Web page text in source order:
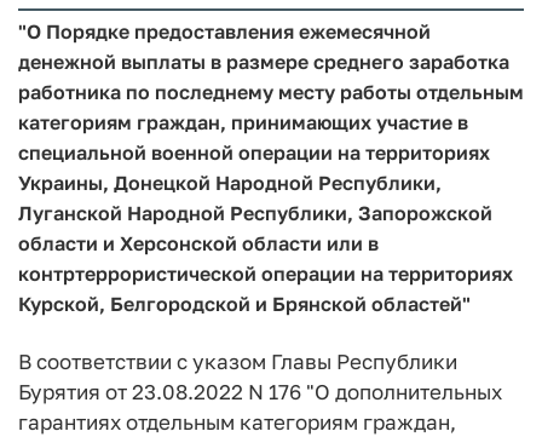
"О Порядке предоставления ежемесячной
денежной выплаты в размере среднего заработка
работника по последнему месту работы отдельным
категориям граждан, принимающих участие в
специальной военной операции на территориях
Украины, Донецкой Народной Республики,
Луганской Народной Республики, Запорожской
области и Херсонской области или в
контртеррористической операции на территориях
Курской, Белгородской и Брянской областей"
В соответствии с указом Главы Республики
Бурятия от 23.08.2022 N 176 "О дополнительных
гарантиях отдельным категориям граждан,